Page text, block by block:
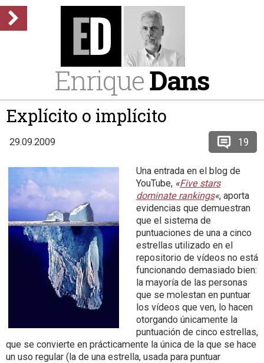
EnriqueDans
Explícito o implícito
29.09.2009 19
Una entrada en el blog de
YouTube, «Five stars
dominate rankings«, aporta
evidencias que demuestran
que el sistema de
puntuaciones de una a cinco
estrellas utilizado en el
repositorio de vídeos no está
funcionando demasiado bien:
la mayoría de las personas
que se molestan en puntuar
los vídeos que ven, lo hacen
otorgando únicamente la
puntuación de cinco estrellas,
que se convierte en prácticamente la única de la que se hace
un uso regular (la de una estrella, usada para puntuar